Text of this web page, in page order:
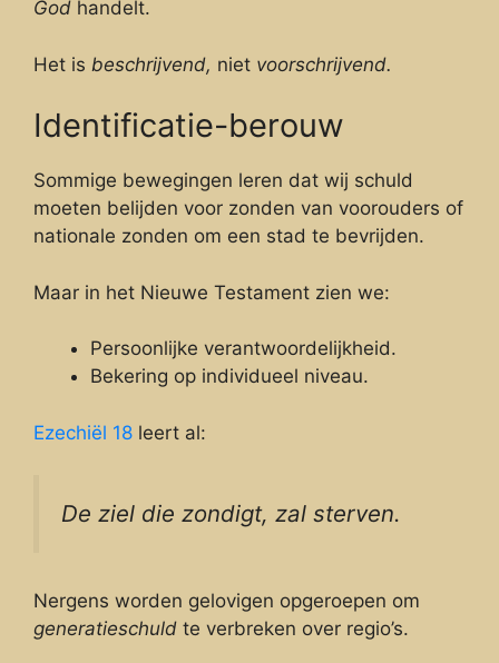
God handelt.
Het is beschrijvend, niet voorschrijvend.
Identificatie-berouw
Sommige bewegingen leren dat wij schuld
moeten belijden voor zonden van voorouders of
nationale zonden om een stad te bevrijden.
Maar in het Nieuwe Testament zien we:
Persoonlijke verantwoordelijkheid.
Bekering op individueel niveau.
Ezechiël 18 leert al:
De ziel die zondigt, zal sterven.
Nergens worden gelovigen opgeroepen om
generatieschuld te verbreken over regio’s.